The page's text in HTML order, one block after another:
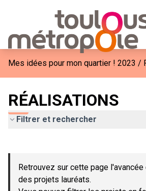
Mes idées pour mon quartier ! 2023 /
RÉALISATIONS
Filtrer et rechercher
−
Retrouvez sur cette page
des projets lauréats.